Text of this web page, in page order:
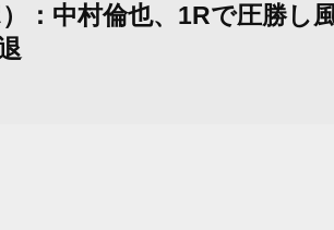
：中村倫也、1Rで圧勝し